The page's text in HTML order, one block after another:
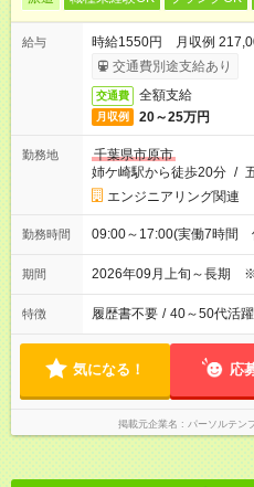
給与
時給1550円 月収例
交通費別途支給あり
交通費 全額支給
月収例 20～25万円
勤務地
千葉県市原市
姉ケ崎駅から徒歩20分 /
エンジニアリング関連
勤務時間 09:00～17:00(実働7時間
期間 2026年09月上旬～長期
特徴 履歴書不要 / 40～50代活
気になる！ 応
掲載元企業名 パーソルテン